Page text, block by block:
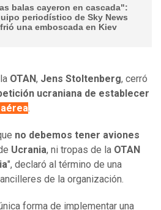
balas cayeron en cascada":
periodístico de Sky News
una emboscada en Kiev
OTAN, Jens Stoltenberg, cerró
ucraniana de establecer
.
no debemos tener aviones
Ucrania, ni tropas de la OTAN
", declaró al término de una
de la organización.
forma de implementar una